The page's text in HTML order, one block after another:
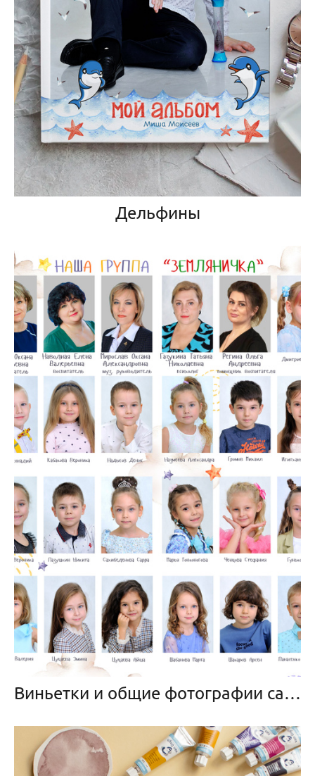
Дельфины
Виньетки и общие фотографии садик